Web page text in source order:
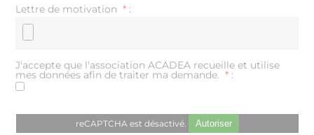
Lettre de motivation * :
J'accepte que l'association ACADEA recueille et utilise
mes données afin de traiter ma demande. * :
reCAPTCHA est désactivé. Autoriser